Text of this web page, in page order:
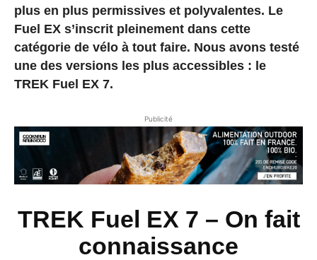
plus en plus permissives et polyvalentes. Le
Fuel EX s’inscrit pleinement dans cette
catégorie de vélo à tout faire. Nous avons testé
une des versions les plus accessibles : le
TREK Fuel EX 7.
Publicité
TREK Fuel EX 7 – On fait
connaissance